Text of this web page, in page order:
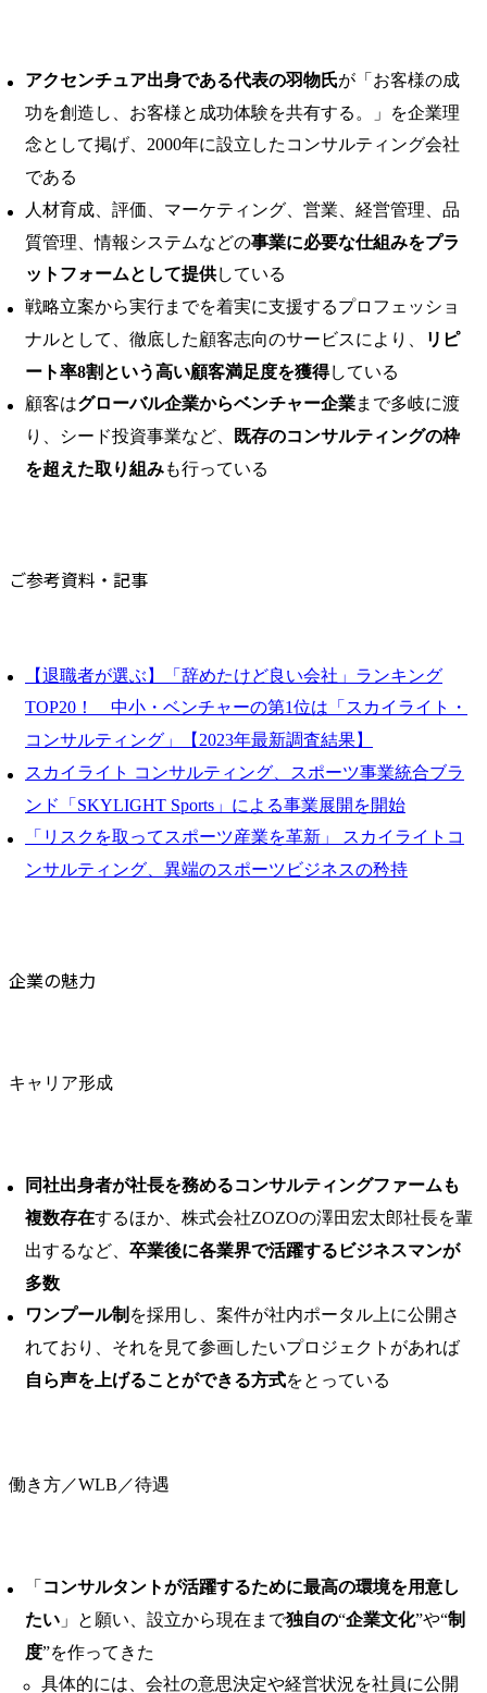
アクセンチュア出身である代表の羽物氏が「お客様の成
功を創造し、お客様と成功体験を共有する。」を企業理
念として掲げ、2000年に設立したコンサルティング会社
である
人材育成、評価、マーケティング、営業、経営管理、品
質管理、情報システムなどの事業に必要な仕組みをプラ
ットフォームとして提供している
戦略立案から実行までを着実に支援するプロフェッショ
ナルとして、徹底した顧客志向のサービスにより、
リピ
ート率8割という高い顧客満足度を獲得している
顧客はグローバル企業からベンチャー企業まで多岐に渡
り、シード投資事業など、
既存のコンサルティングの枠
を超えた取り組みも行っている
ご参考資料・記事
【退職者が選ぶ】「辞めたけど良い会社」ランキング
TOP20！ 中小・ベンチャーの第1位は「スカイライト・
コンサルティング」【2023年最新調査結果】
スカイライト コンサルティング、スポーツ事業統合ブラ
ンド「SKYLIGHT Sports」による事業展開を開始
「リスクを取ってスポーツ産業を革新」 スカイライトコ
ンサルティング、異端のスポーツビジネスの矜持
企業の魅力
キャリア形成
同社出身者が社長を務めるコンサルティングファームも
複数存在するほか、株式会社ZOZOの澤田宏太郎社長を輩
出するなど、 卒業後に各業界で活躍するビジネスマンが
多数
ワンプール制 を採用し、案件が社内ポータル上に公開さ
れており、それを見て参画したいプロジェクトがあれば
自ら声を上げることができる方式をとっている
働き方／WLB／待遇
「 コンサルタントが活躍するために最高の環境を用意し
たい 」と願い、設立から現在まで独自の“企業文化”や“制
度”を作ってきた
具体的には、会社の意思決定や経営状況を社員に公開